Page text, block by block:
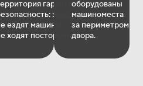
в салоне
посылки
любые
короче.
гарантирует
здесь
ездят машины,
ходят посторонние.
оборудованы
машиноместа
за периметром
двора.